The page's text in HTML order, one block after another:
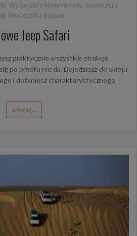
, Wycieczki z Hammametu, wycieczki z
, Wycieczki z Sousse
Jeep Safari
praktycznie wszystkie atrakcje
po prostu nie da. Dojedziesz do skraju
i dotkniesz charakterystycznego
więcej…